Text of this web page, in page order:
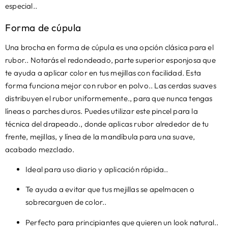
especial..
Forma de cúpula
Una brocha en forma de cúpula es una opción clásica para el
rubor.. Notarás el redondeado, parte superior esponjosa que
te ayuda a aplicar color en tus mejillas con facilidad. Esta
forma funciona mejor con rubor en polvo.. Las cerdas suaves
distribuyen el rubor uniformemente., para que nunca tengas
líneas o parches duros. Puedes utilizar este pincel para la
técnica del drapeado., donde aplicas rubor alrededor de tu
frente, mejillas, y línea de la mandíbula para una suave,
acabado mezclado.
Ideal para uso diario y aplicación rápida..
Te ayuda a evitar que tus mejillas se apelmacen o
sobrecarguen de color..
Perfecto para principiantes que quieren un look natural..